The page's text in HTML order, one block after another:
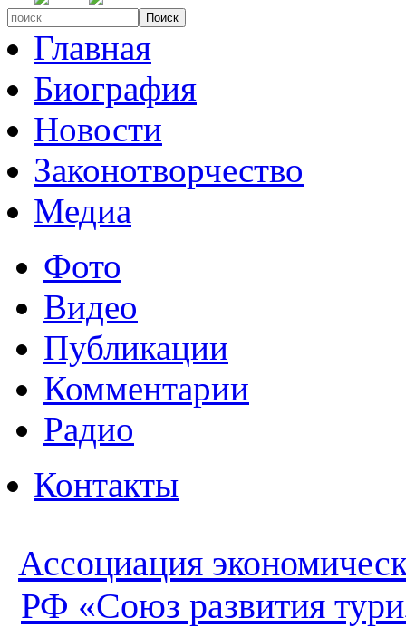
Поиск
Главная
Биография
Новости
Законотворчество
Медиа
Фото
Видео
Публикации
Комментарии
Радио
Контакты
Ассоциация
РФ «Союз развития